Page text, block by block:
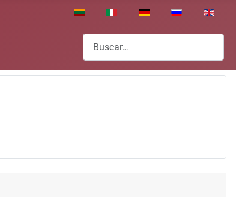
Seleccione su idioma
Buscar